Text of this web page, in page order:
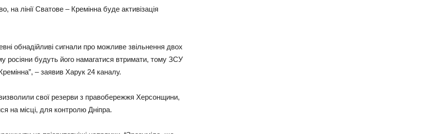
лінії Сватове – Кремінна буде активізація
обнадійливі сигнали про можливе звільнення двох
росіяни будуть його намагатися втримати, тому ЗСУ
– заявив Харук 24 каналу.
свої резерви з правобережжя Херсонщини,
на місці, для контролю Дніпра.